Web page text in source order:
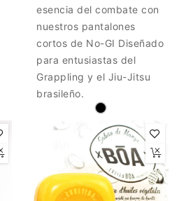
esencia del combate con
nuestros pantalones
cortos de No-GI Diseñado
para entusiastas del
Grappling y el Jiu-Jitsu
brasileño.